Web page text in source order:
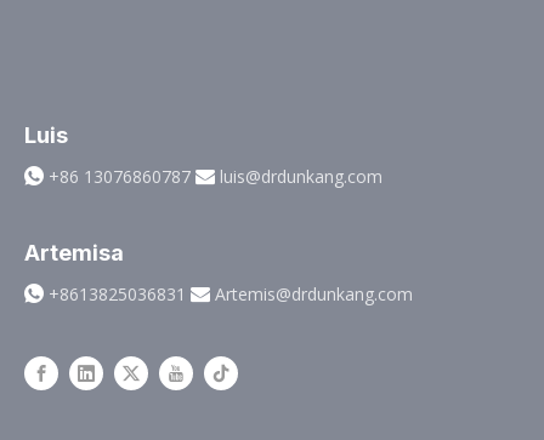
Luis
 +86 13076860787  luis@drdunkang.com
Artemisa
 +8613825036831  Artemis@drdunkang.com